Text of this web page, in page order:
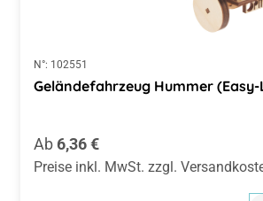
N°: 102551
Geländefahrzeug Hummer
Regulärer Preis:
Ab 6,36 €
Preise inkl. MwSt. zzgl.